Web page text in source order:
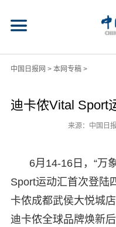
中国日报网 > 本网专稿>
迪卡侬Vital Sport
来源：中国日
6月14-16日，“万
Sport运动汇首次登陆
卡侬成都武侯大悦城
迪卡侬全球品牌焕新